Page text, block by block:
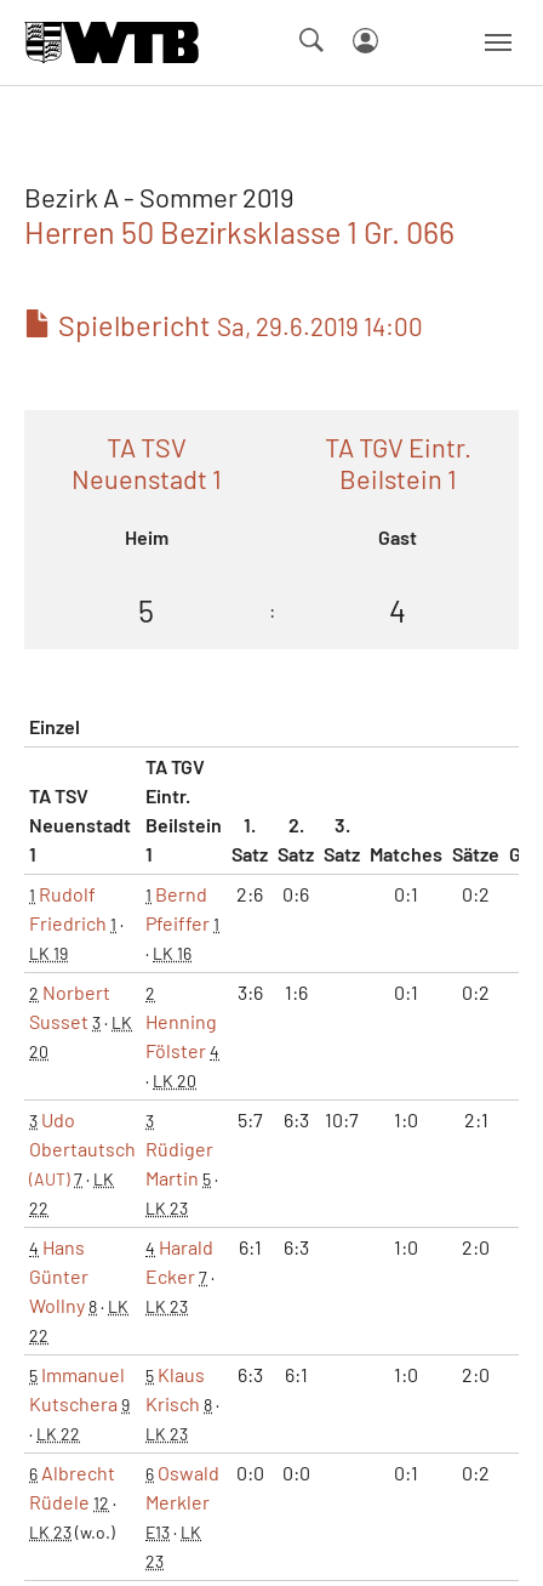
Bezirk A - Sommer 2019
Herren 50 Bezirksklasse 1 Gr. 066
Spielbericht Sa, 29.6.2019 14:00
TA TSV
Neuenstadt 1
Heim
TA TGV Eintr.
Beilstein 1
Gast
5 : 4
Einzel
TA TSV
Neuenstadt
1
TA TGV
Eintr.
Beilstein
1
1.
Satz
2.
Satz
3.
Satz Matches Sätze
1 Rudolf
Friedrich 1 ·
LK 19
1 Bernd
Pfeiffer1
· LK 16
2:6 0:6 0:1 0:2
2 Norbert
Susset 3· LK
20
2
Henning
Fölster4
· LK 20
3:6 1:6 0:1 0:2
3 Udo
Obertautsch
(AUT)7· LK
22
3
Rüdiger
Martin 5·
LK 23
5:7 6:3 10:7 1:0 2:1
4 Hans
Günter
Wollny8· LK
22
4 Harald
Ecker7·
LK 23
6:1 6:3 1:0 2:0
5 Immanuel
Kutschera 9
· LK 22
5 Klaus
Krisch 8·
LK 23
6:3 6:1 1:0 2:0
6 Albrecht
Rüdele 12 ·
LK 23(w.o.)
6 Oswald
Merkler
E13· LK
23
0:0 0:0 0:1 0:2